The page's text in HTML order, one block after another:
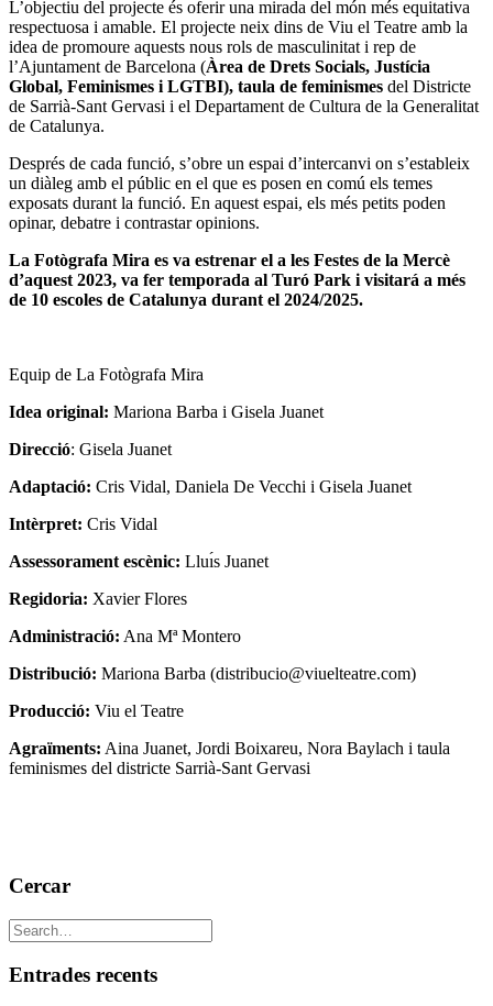
L’objectiu del projecte és oferir una mirada del món més equitativa
respectuosa i amable. El projecte neix dins de Viu el Teatre amb la
idea de promoure aquests nous rols de masculinitat i rep de
l’Ajuntament de Barcelona (Àrea de Drets Socials, Justícia
Global, Feminismes i LGTBI), taula de feminismes del Districte
de Sarrià-Sant Gervasi i el Departament de Cultura de la Generalitat
de Catalunya.
Després de cada funció, s’obre un espai d’intercanvi on s’estableix
un diàleg amb el públic en el que es posen en comú els temes
exposats durant la funció. En aquest espai, els més petits poden
opinar, debatre i contrastar opinions.
La Fotògrafa Mira es va estrenar el a les Festes de la Mercè
d’aquest 2023, va fer temporada al Turó Park i visitará a més
de 10 escoles de Catalunya durant el 2024/2025.
Equip de La Fotògrafa Mira
Idea original: Mariona Barba i Gisela Juanet
Direcció: Gisela Juanet
Adaptació: Cris Vidal, Daniela De Vecchi i Gisela Juanet
Intèrpret: Cris Vidal
Assessorament escènic: Lluı́s Juanet
Regidoria: Xavier Flores
Administració: Ana Mª Montero
Distribució: Mariona Barba (distribucio@viuelteatre.com)
Producció: Viu el Teatre
Agraïments: Aina Juanet, Jordi Boixareu, Nora Baylach i taula
feminismes del districte Sarrià-Sant Gervasi
Cercar
Entrades recents